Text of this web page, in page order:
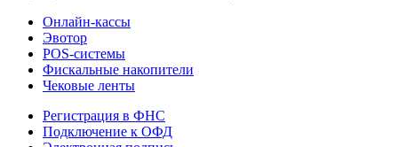
Онлайн-кассы
Эвотор
POS-системы
Фискальные накопители
Чековые ленты
Регистрация в ФНС
Подключение к ОФД